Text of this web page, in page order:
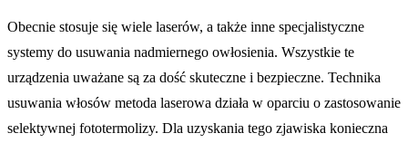
Obecnie stosuje się wiele laserów, a także inne specjalistyczne
systemy do usuwania nadmiernego owłosienia. Wszystkie te
urządzenia uważane są za dość skuteczne i bezpieczne. Technika
usuwania włosów metoda laserowa działa w oparciu o zastosowanie
selektywnej fototermolizy. Dla uzyskania tego zjawiska konieczna